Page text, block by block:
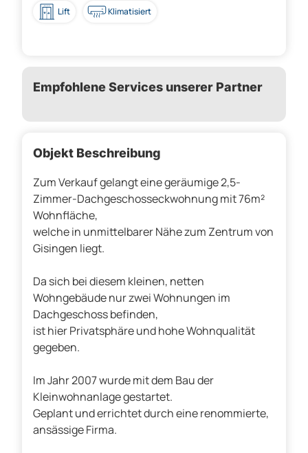
Lift Klimatisiert
Empfohlene Services unserer Partner
Objekt Beschreibung
Zum Verkauf gelangt eine geräumige 2,5-
Zimmer-Dachgeschosseckwohnung mit 76m²
Wohnfläche,
welche in unmittelbarer Nähe zum Zentrum von
Gisingen liegt.
Da sich bei diesem kleinen, netten
Wohngebäude nur zwei Wohnungen im
Dachgeschoss befinden,
ist hier Privatsphäre und hohe Wohnqualität
gegeben.
Im Jahr 2007 wurde mit dem Bau der
Kleinwohnanlage gestartet.
Geplant und errichtet durch eine renommierte,
ansässige Firma.